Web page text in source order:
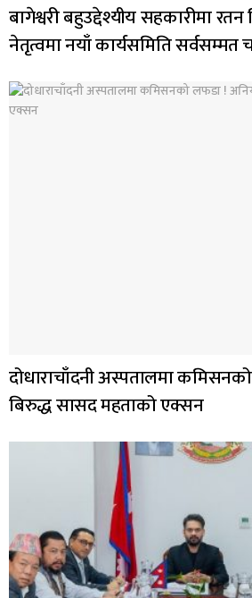
बागेश्वरी बहुउद्देश्यीय सहकारीमा
नेतृत्वमा नयाँ कार्यसमिति सर्वसम्मत
दोधाराचाँदनी अस्पतालमा
बिरुद्ध सासद महताको एक्सन